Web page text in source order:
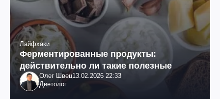
Лайфхаки
Ферментированные продукты:
действительно ли такие полезные
Олег Швец13.02.2026 22:33
Диетолог